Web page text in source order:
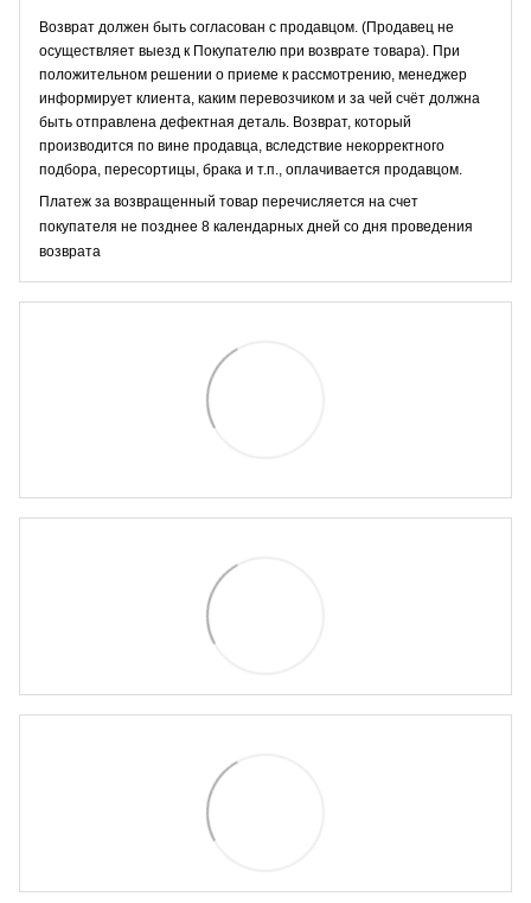
Возврат должен быть согласован с продавцом. (Продавец не
осуществляет выезд к Покупателю при возврате товара). При
положительном решении о приеме к рассмотрению, менеджер
информирует клиента, каким перевозчиком и за чей счёт должна
быть отправлена дефектная деталь. Возврат, который
производится по вине продавца, вследствие некорректного
подбора, пересортицы, брака и т.п., оплачивается продавцом.
Платеж за возвращенный товар перечисляется на счет
покупателя не позднее 8 календарных дней со дня проведения
возврата